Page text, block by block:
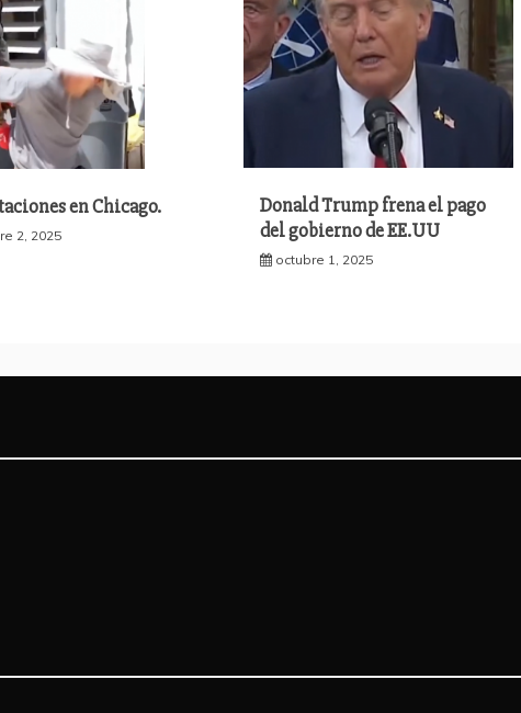
en Chicago.
2, 2025
Donald Trump frena el pago
del gobierno de EE.UU
octubre 1, 2025